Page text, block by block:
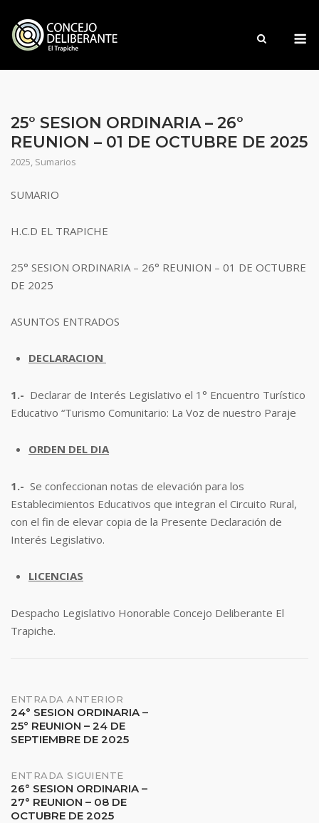
contenido
25° SESION ORDINARIA – 26°
REUNION – 01 DE OCTUBRE DE 2025
2025, Sumarios
SUMARIO
H.C.D EL TRAPICHE
25° SESION ORDINARIA – 26° REUNION – 01 DE OCTUBRE
DE 2025
ASUNTOS ENTRADOS
DECLARACION
1.- Declarar de Interés Legislativo el 1° Encuentro Turístico
Educativo “Turismo Comunitario: La Voz de nuestro Paraje
ORDEN DEL DIA
1.- Se confeccionan notas de elevación para los
Establecimientos Educativos que integran el Circuito Rural,
con el fin de elevar copia de la Presente Declaración de
Interés Legislativo.
LICENCIAS
Despacho Legislativo Honorable Concejo Deliberante El
Trapiche.
Navegación
de
entradas
ENTRADA ANTERIOR
24° SESION ORDINARIA –
25° REUNION – 24 DE
SEPTIEMBRE DE 2025
ENTRADA SIGUIENTE
26° SESION ORDINARIA –
27° REUNION – 08 DE
OCTUBRE DE 2025